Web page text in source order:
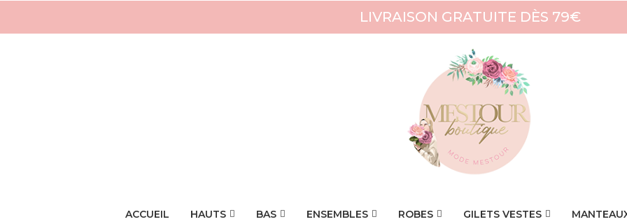
LIVRAISON GRATUITE DÈS 79€
ACCUEIL HAUTS BAS ENSEMBLES ROBES GILETS VESTES